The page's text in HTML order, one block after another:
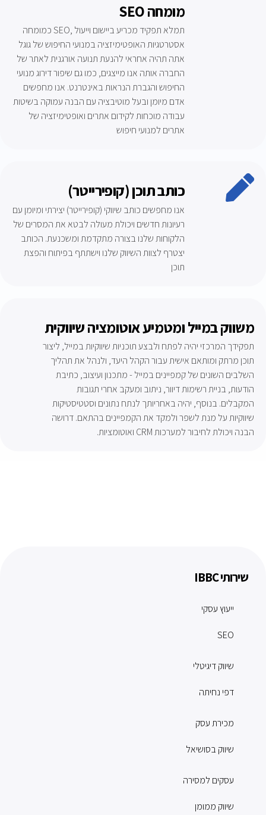
SEO מומחה
כמומחה SEO, תמלא תפקיד מכריע ביישום וייעול
אסטרטגיות האופטימיזציה במנועי החיפוש של גוגל
אתה תהיה אחראי להנעת תנועה אורגנית לאתר של
החברה אותה אנו מייצגים, כמו גם שיפור דירוג מנועי
החיפוש והגברת הנראות באינטרנט. אנו מחפשים
אדם מיומן ובעל מוטיבציה עם הבנה עמוקה בשיטות
עבודה מוכחות לקידום אתרים ואופטימיזציה של
אתרים למנועי חיפוש
כותב תוכן (קופירייטר)
אנו מחפשים כותב שיווקי (קופירייטר) יצירתי ומיומן עם
רעיונות חדשים ויכולת מעולה לבטא את המסרים של
הלקוחות שלנו בצורה מתקדמת ומשכנעת. הכותב
יצטרף לצוות השיווק שלנו וישתתף בפיתוח והפצת
תוכן
משווק במייל ומטמיע אוטומציה שיווקית
תפקידך המרכזי יהיה לפתח ולבצע תוכניות שיווקיות במייל, ליצור
תוכן מרתק ומותאם אישית עבור הקהל היעד, ולנהל את תהליך
השלבים השונים של קמפיינים במייל - מתכנון ועיצוב, כתיבת
הודעות, בניית רשימות דיוור, ניתוב ומעקב אחרי תגובות
המקבלים. בנוסף, יהיה באחריותך לנתח נתונים וסטטיסטיקות
שיווקיות על מנת לשפר ולמקד את הקמפיינים בהתאם. דרושה
הבנה ויכולת לחיבור למערכות CRM ואוטומציות.
שירותי IBBC
ייעוץ עסקי
SEO
שיווק דיגיטלי
דפי נחיתה
מכירת עסק
שיווק בסושיאל
עסקים למסירה
שיווק ממומן